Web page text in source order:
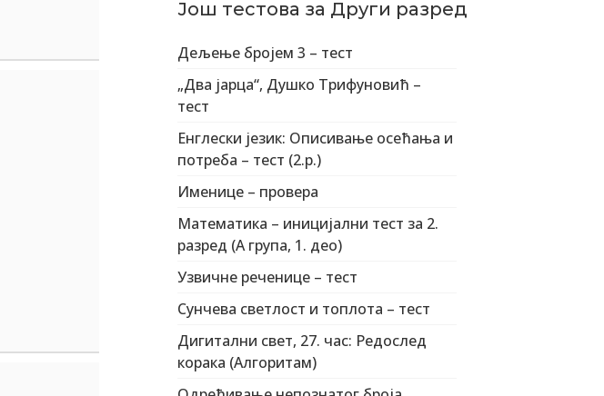
Још тестова за Други разред
Дељење бројем 3 – тест
„Два јарца“, Душко Трифуновић –
тест
Енглески језик: Описивање осећања и
потреба – тест (2.р.)
Именице – провера
Математика – иницијални тест за 2.
разред (А група, 1. део)
Узвичне реченице – тест
Сунчева светлост и топлота – тест
Дигитални свет, 27. час: Редослед
корака (Алгоритам)